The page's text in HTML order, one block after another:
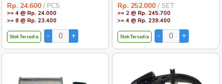
Rp. 24.600 / PCS
>= 4 @ Rp. 24.000
>= 8 @ Rp. 23.400
Stok Tersedia
Rp. 252.000 / SET
>= 2 @ Rp. 245.700
>= 4 @ Rp. 239.400
Stok Tersedia